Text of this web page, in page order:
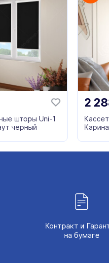
шторы Uni-1
черный
2
Контракт и
на бумаге